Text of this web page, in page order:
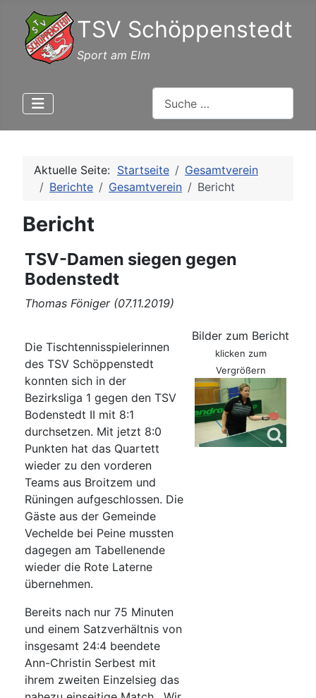
TSV Schöppenstedt
Sport am Elm
Aktuelle Seite: Startseite
Gesamtverein
Berichte
Gesamtverein Bericht
Bericht
TSV-Damen siegen gegen
Bodenstedt
Thomas Föniger (07.11.2019)
Die Tischtennisspielerinnen
des TSV Schöppenstedt
konnten sich in der
Bezirksliga 1 gegen den TSV
Bodenstedt II mit 8:1
durchsetzen. Mit jetzt 8:0
Punkten hat das Quartett
wieder zu den vorderen
Teams aus Broitzem und
Rüningen aufgeschlossen. Die
Gäste aus der Gemeinde
Vechelde bei Peine mussten
dagegen am Tabellenende
wieder die Rote Laterne
übernehmen.
Bereits nach nur 75 Minuten
und einem Satzverhältnis von
insgesamt 24:4 beendete
Ann-Christin Serbest mit
ihrem zweiten Einzelsieg das
Bilder zum Bericht
klicken zum
Vergrößern